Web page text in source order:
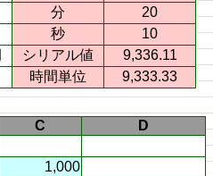
分
20
秒
10
シリアル値
9,336.11
時間単位
9,333.33
C
D
1,000